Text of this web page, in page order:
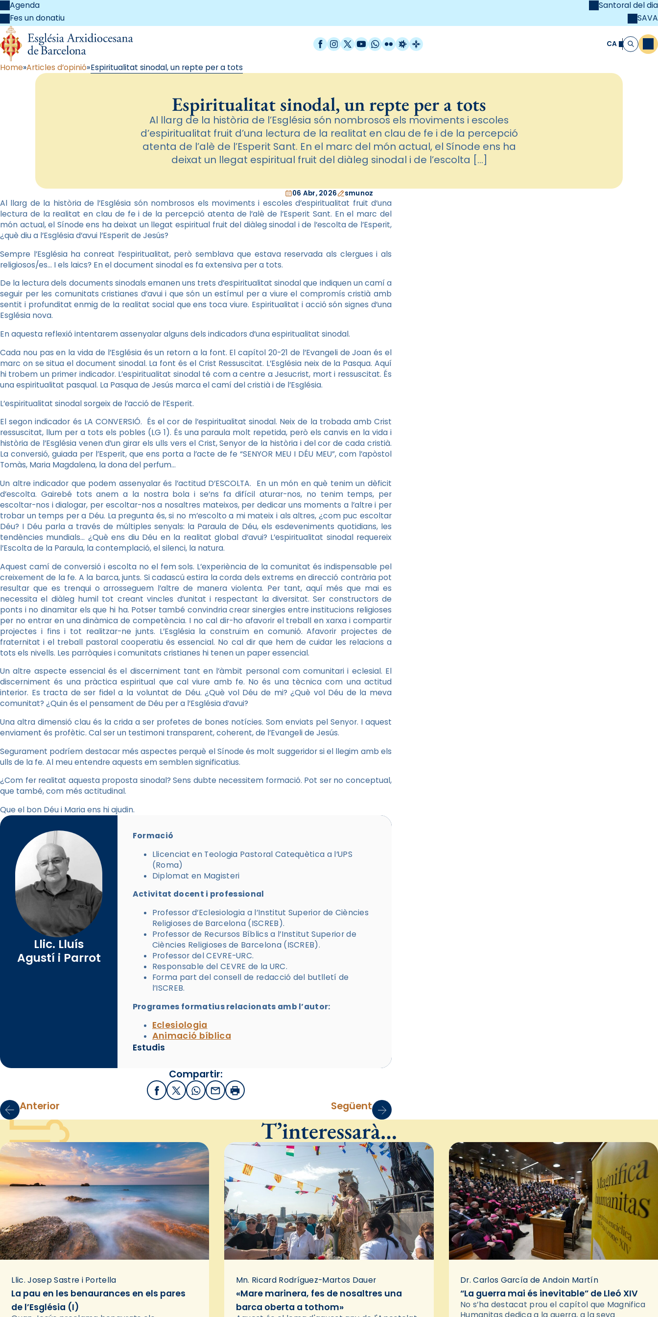
Agenda
Fes un donatiu
Santoral del dia
SAVA
Facebook
Instagram
X / Twitter
YouTube
WhatsApp
FlickrRadio Estel
Catalunya Cristiana CA Cerca
Home Articles d’opinió Espiritualitat sinodal, un repte per a tots
Espiritualitat sinodal, un repte per a tots
Al llarg de la història de l’Església són nombrosos els moviments i escoles
d’espiritualitat fruit d’una lectura de la realitat en clau de fe i de la percepció
atenta de l’alè de l’Esperit Sant. En el marc del món actual, el Sínode ens ha
deixat un llegat espiritual fruit del diàleg sinodal i de l’escolta […]
06 Abr, 2026 smunoz
Al llarg de la història de l’Església són nombrosos els moviments i escoles d’espiritualitat fruit d’una
lectura de la realitat en clau de fe i de la percepció atenta de l’alè de l’Esperit Sant. En el marc del
món actual, el Sínode ens ha deixat un llegat espiritual fruit del diàleg sinodal i de l’escolta de l’Esperit,
¿què diu a l’Església d’avui l’Esperit de Jesús?
Sempre l’Església ha conreat l’espiritualitat, però semblava que estava reservada als clergues i als
religiosos/es… I els laics? En el document sinodal es fa extensiva per a tots.
De la lectura dels documents sinodals emanen uns trets d’espiritualitat sinodal que indiquen un camí a
seguir per les comunitats cristianes d’avui i que són un estímul per a viure el compromís cristià amb
sentit i profunditat enmig de la realitat social que ens toca viure. Espiritualitat i acció són signes d’una
Església nova.
En aquesta reflexió intentarem assenyalar alguns dels indicadors d’una espiritualitat sinodal.
Cada nou pas en la vida de l’Església és un retorn a la font. El capítol 20-21 de l’Evangeli de Joan és el
marc on se situa el document sinodal. La font és el Crist Ressuscitat. L’Església neix de la Pasqua. Aquí
hi trobem un primer indicador. L’espiritualitat sinodal té com a centre a Jesucrist, mort i ressuscitat. És
una espiritualitat pasqual. La Pasqua de Jesús marca el camí del cristià i de l’Església.
L’espiritualitat sinodal sorgeix de l’acció de l’Esperit.
El segon indicador és LA CONVERSIÓ. És el cor de l’espiritualitat sinodal. Neix de la trobada amb Crist
ressuscitat, llum per a tots els pobles (LG 1). És una paraula molt repetida, però els canvis en la vida i
història de l’Església venen d’un girar els ulls vers el Crist, Senyor de la història i del cor de cada cristià.
La conversió, guiada per l’Esperit, que ens porta a l’acte de fe “SENYOR MEU I DÉU MEU”, com l’apòstol
Tomàs, Maria Magdalena, la dona del perfum…
Un altre indicador que podem assenyalar és l’actitud D’ESCOLTA. En un món en què tenim un dèficit
d’escolta. Gairebé tots anem a la nostra bola i se’ns fa difícil aturar-nos, no tenim temps, per
escoltar-nos i dialogar, per escoltar-nos a nosaltres mateixos, per dedicar uns moments a l’altre i per
trobar un temps per a Déu. La pregunta és, si no m’escolto a mi mateix i als altres, ¿com puc escoltar
Déu? I Déu parla a través de múltiples senyals: la Paraula de Déu, els esdeveniments quotidians, les
tendències mundials… ¿Què ens diu Déu en la realitat global d’avui? L’espiritualitat sinodal requereix
l’Escolta de la Paraula, la contemplació, el silenci, la natura.
Aquest camí de conversió i escolta no el fem sols. L’experiència de la comunitat és indispensable pel
creixement de la fe. A la barca, junts. Si cadascú estira la corda dels extrems en direcció contrària pot
resultar que es trenqui o arrosseguem l’altre de manera violenta. Per tant, aquí més que mai es
necessita el diàleg humil tot creant vincles d’unitat i respectant la diversitat. Ser constructors de
ponts i no dinamitar els que hi ha. Potser també convindria crear sinergies entre institucions religioses
per no entrar en una dinàmica de competència. I no cal dir-ho afavorir el treball en xarxa i compartir
projectes i fins i tot realitzar-ne junts. L’Església la construïm en comunió. Afavorir projectes de
fraternitat i el treball pastoral cooperatiu és essencial. No cal dir que hem de cuidar les relacions a
tots els nivells. Les parròquies i comunitats cristianes hi tenen un paper essencial.
Un altre aspecte essencial és el discerniment tant en l’àmbit personal com comunitari i eclesial. El
discerniment és una pràctica espiritual que cal viure amb fe. No és una tècnica com una actitud
interior. Es tracta de ser fidel a la voluntat de Déu. ¿Què vol Déu de mi? ¿Què vol Déu de la meva
comunitat? ¿Quin és el pensament de Déu per a l’Església d’avui?
Una altra dimensió clau és la crida a ser profetes de bones notícies. Som enviats pel Senyor. I aquest
enviament és profètic. Cal ser un testimoni transparent, coherent, de l’Evangeli de Jesús.
Segurament podríem destacar més aspectes perquè el Sínode és molt suggeridor si el llegim amb els
ulls de la fe. Al meu entendre aquests em semblen significatius.
¿Com fer realitat aquesta proposta sinodal? Sens dubte necessitem formació. Pot ser no conceptual,
que també, com més actitudinal.
Que el bon Déu i Maria ens hi ajudin.
Llic. Lluís
Agustí i Parrot
Formació
Llicenciat en Teologia Pastoral Catequètica a l’UPS
(Roma)
Diplomat en Magisteri
Activitat docent i professional
Professor d’Eclesiologia a l’Institut Superior de Ciències
Religioses de Barcelona (ISCREB).
Professor de Recursos Bíblics a l’Institut Superior de
Ciències Religioses de Barcelona (ISCREB).
Professor del CEVRE-URC.
Responsable del CEVRE de la URC.
Forma part del consell de redacció del butlletí de
l’ISCREB.
Programes formatius relacionats amb l’autor:
Eclesiologia
Animació bíblica
Estudis
Compartir:
FacebookX / Twitter
WhatsApp
EmailImprimir
Anterior Següent
T’interessarà…
Llic. Josep Sastre i Portella
La pau en les benaurances en els pares
de l’Església (I)
Mn. Ricard Rodríguez-Martos Dauer
«Mare marinera, fes de nosaltres una
barca oberta a tothom»
Dr. Carlos García de Andoin Martín
“La guerra mai és inevitable” de Lleó XIV
No s’ha destacat prou el capítol que Magnifica
Humanitas dedica a la guerra, a la seva